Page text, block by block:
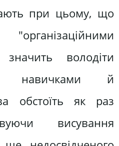
при цьому, що
володіти
навичками й
обстоїть як раз
висування